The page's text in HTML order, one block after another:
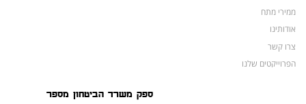
ממירי מתח
אודותינו
צרו קשר
הפרוייקטים שלנו
ספק משרד הביטחון מספר